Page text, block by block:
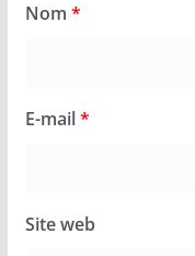
Nom *
E-mail*
Site web